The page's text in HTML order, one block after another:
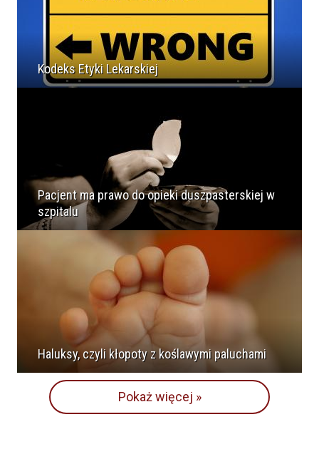
Kodeks Etyki Lekarskiej
Pacjent ma prawo do opieki duszpasterskiej w
szpitalu
Haluksy, czyli kłopoty z koślawymi paluchami
Pokaż więcej »